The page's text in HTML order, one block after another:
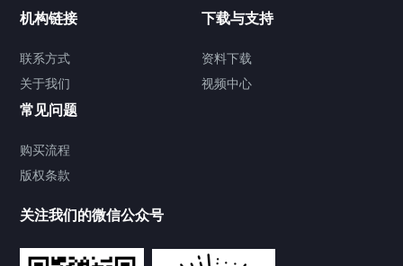
TCU温度控制单元
Chiller气体控温系统
机构链接
联系方式
关于我们
下载与支持
资料下载
视频中心
常见问题
购买流程
版权条款
关注我们的微信公众号